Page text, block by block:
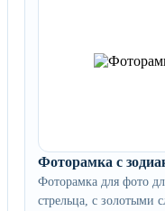
Фоторамка с
Фоторамка для фото
стрельца, с золотыми